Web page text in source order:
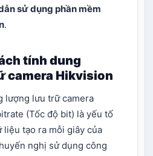
sử dụng phần mềm
.
tính dung
camera Hikvision
lượng lưu trữ camera
(Tốc độ bit) là yếu tố
tạo ra mỗi giây của
nghị sử dụng công